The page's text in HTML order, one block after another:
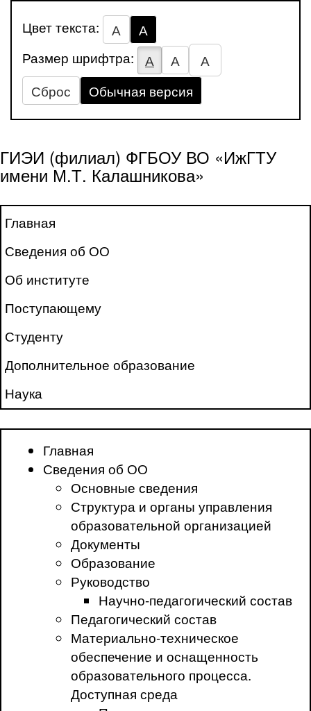
Цвет текста: А
А
Размер шрифтра:
А А
А
Сброс
Обычная версия
ГИЭИ (филиал) ФГБОУ ВО «ИжГТУ
имени М.Т. Калашникова»
Главная
Сведения об ОО
Об институте
Поступающему
Студенту
Дополнительное образование
Наука
Главная
Сведения об ОО
Основные сведения
Структура и органы управления
образовательной организацией
Документы
Образование
Руководство
Научно-педагогический состав
Педагогический состав
Материально-техническое
обеспечение и оснащенность
образовательного процесса.
Доступная среда